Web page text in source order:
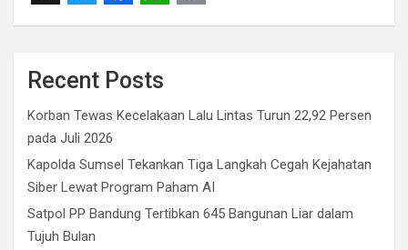
X T
i
t
t
e
r
F
c
e
b
o
o
k
W
a
t
A
p
p
C
y
i
n
k
Recent Posts
Korban Tewas Kecelakaan Lalu Lintas Turun 22,92 Persen
pada Juli 2026
Kapolda Sumsel Tekankan Tiga Langkah Cegah Kejahatan
Siber Lewat Program Paham AI
Satpol PP Bandung Tertibkan 645 Bangunan Liar dalam
Tujuh Bulan